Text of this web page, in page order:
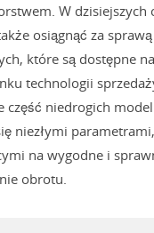
W dzisiejszych
osiągnąć za
które są dostępne na
technologii
część niedrogich
niezłymi parametrami,
na wygodne i
obrotu.